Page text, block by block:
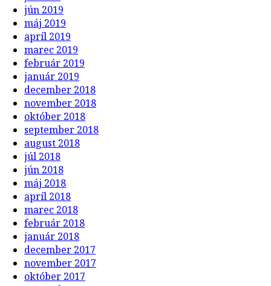
jún 2019
máj 2019
apríl 2019
marec 2019
február 2019
január 2019
december 2018
november 2018
október 2018
september 2018
august 2018
júl 2018
jún 2018
máj 2018
apríl 2018
marec 2018
február 2018
január 2018
december 2017
november 2017
október 2017